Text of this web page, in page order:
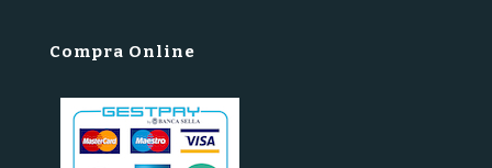
Compra Online